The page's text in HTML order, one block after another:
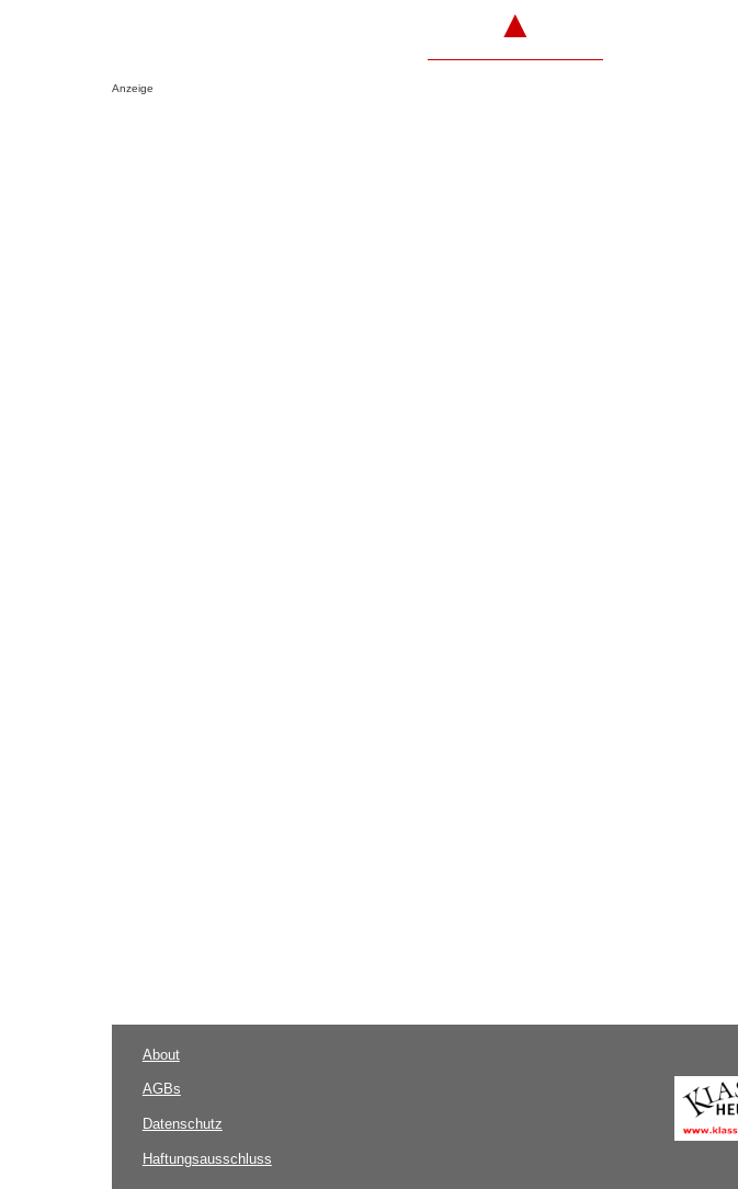
▲
Anzeige
About
AGBs
Datenschutz
Haftungsausschluss